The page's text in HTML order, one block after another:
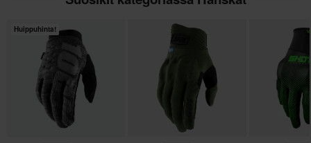
125 x 225 x 35 mm
XL
115 x 225 x 50 mm
Huippuhinta!